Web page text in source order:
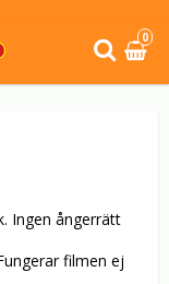
0
Ingen ångerrätt
filmen ej